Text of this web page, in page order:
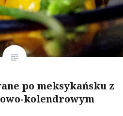
po meksykańsku z
kolendrowym